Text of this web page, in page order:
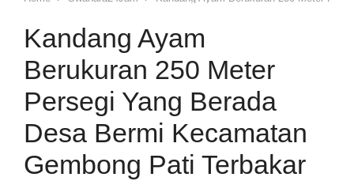
Kandang Ayam
Berukuran 250 Meter
Persegi Yang Berada
Desa Bermi Kecamatan
Gembong Pati Terbakar